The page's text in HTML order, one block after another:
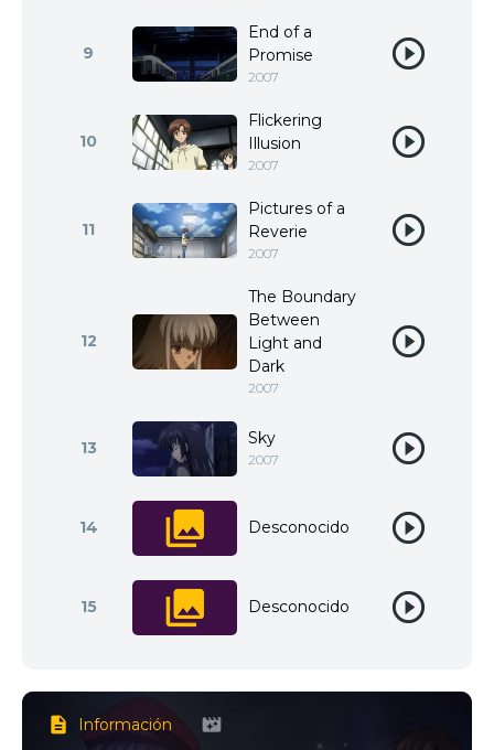
9
End of a
Promise
2007
10
Flickering
Illusion
2007
11
Pictures of a
Reverie
2007
12
The Boundary
Between
Light and
Dark
2007
13 Sky
2007
14 Desconocido
15 Desconocido
Información